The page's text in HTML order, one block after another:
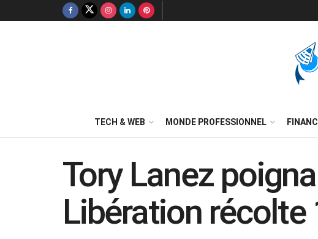
TECH & WEB MONDE PROFESSIONNEL
Tory Lanez
Libération